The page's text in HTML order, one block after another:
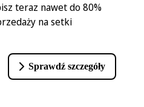
teraz nawet do 80%
na setki
Sprawdź szczegóły